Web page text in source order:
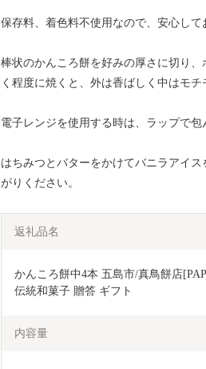
保存料、着色料不使用なので、安心して
棒状のかんころ餅を好みの厚さに切り
く程度に焼くと、外は香ばしく中はモ
電子レンジを使用する時は、ラップで
はちみつとバターをかけてバニラアイ
がりください。
返礼品名
かんころ餅中4本 五島市/真鳥餅店
伝統和菓子 贈答 ギフト
内容量